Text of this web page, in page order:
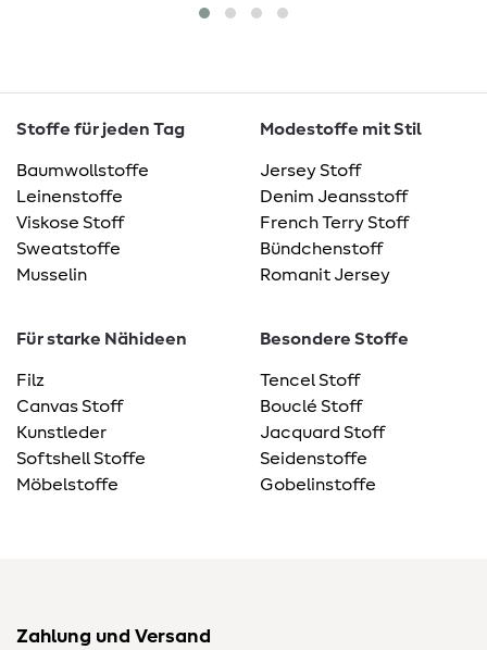
Stoffe für jeden Tag
Baumwollstoffe
Leinenstoffe
Viskose Stoff
Sweatstoffe
Musselin
Modestoffe mit Stil
Jersey Stoff
Denim Jeansstoff
French Terry Stoff
Bündchenstoff
Romanit Jersey
Für starke Nähideen
Filz
Canvas Stoff
Kunstleder
Softshell Stoffe
Möbelstoffe
Besondere Stoffe
Tencel Stoff
Bouclé Stoff
Jacquard Stoff
Seidenstoffe
Gobelinstoffe
Zahlung und Versand